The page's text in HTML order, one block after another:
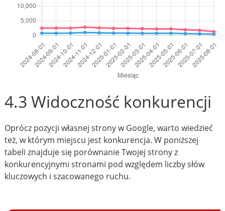
4.3 Widoczność konkurencji
Oprócz pozycji własnej strony w Google, warto wiedzieć
też, w którym miejscu jest konkurencja. W poniższej
tabeli znajduje się porównanie Twojej strony z
konkurencyjnymi stronami pod względem liczby słów
kluczowych i szacowanego ruchu.